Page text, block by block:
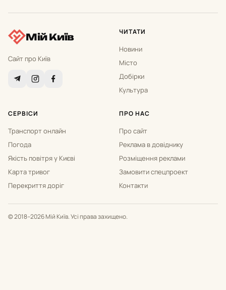
Мій Київ
Сайт про Київ
ЧИТАТИ
Новини
Місто
Добірки
Культура
СЕРВІСИ
Транспорт онлайн
Погода
Якість повітря у Києві
Карта тривог
Перекриття доріг
ПРО НАС
Про сайт
Реклама в довіднику
Розміщення реклами
Замовити спецпроект
Контакти
© 2018–2026 Мій Київ. Усі права захищено.